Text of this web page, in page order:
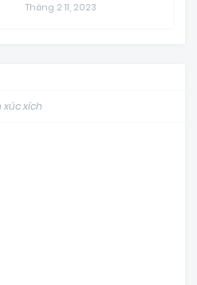
Tháng 2 11, 2023
xúc xích